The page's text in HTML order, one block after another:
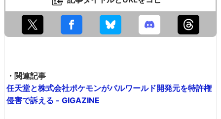
・関連記事
任天堂と株式会社ポケモンがパルワールド開発元を特許権
侵害で訴える - GIGAZINE